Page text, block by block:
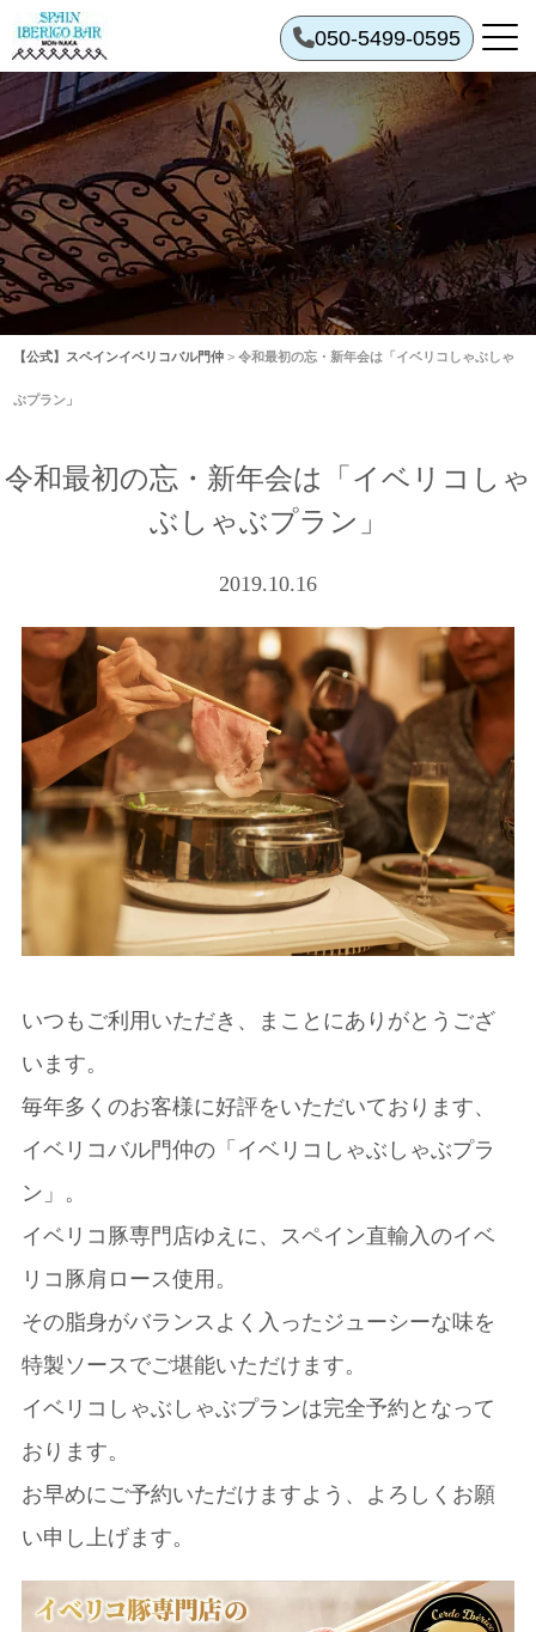
050-5499-0595
【公式】スペインイベリコバル門仲 >令和最初の忘・新年会は「イベリコしゃぶしゃ
ぶプラン」
令和最初の忘・新年会は「イベリコしゃ
ぶしゃぶプラン」
2019.10.16
いつもご利用いただき、まことにありがとうござ
います。
毎年多くのお客様に好評をいただいております、
イベリコバル門仲の「イベリコしゃぶしゃぶプラ
ン」。
イベリコ豚専門店ゆえに、スペイン直輸入のイベ
リコ豚肩ロース使用。
その脂身がバランスよく入ったジューシーな味を
特製ソースでご堪能いただけます。
イベリコしゃぶしゃぶプランは完全予約となって
おります。
お早めにご予約いただけますよう、よろしくお願
い申し上げます。